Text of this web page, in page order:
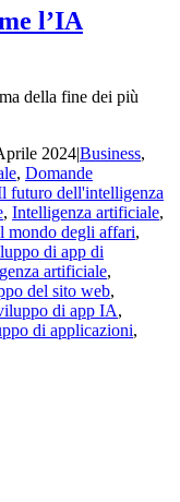
l’IA
della fine dei più
2024|Business,
, Domande
futuro dell'intelligenza
, Intelligenza artificiale,
mondo degli affari,
di app di
artificiale,
del sito web,
di app IA,
di applicazioni,